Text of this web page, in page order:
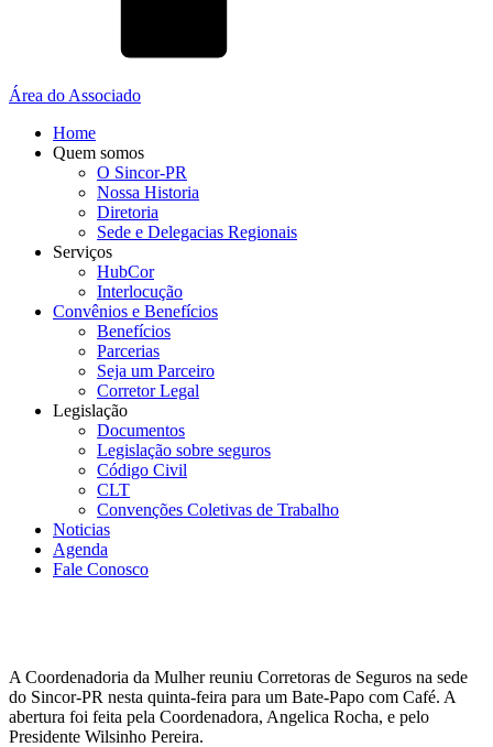
Área do Associado
Home
Quem somos
O Sincor-PR
Nossa Historia
Diretoria
Sede e Delegacias Regionais
Serviços
HubCor
Interlocução
Convênios e Benefícios
Benefícios
Parcerias
Seja um Parceiro
Corretor Legal
Legislação
Documentos
Legislação sobre seguros
Código Civil
CLT
Convenções Coletivas de Trabalho
Noticias
Agenda
Fale Conosco
A Coordenadoria da Mulher reuniu Corretoras de Seguros na sede
do Sincor-PR nesta quinta-feira para um Bate-Papo com Café. A
abertura foi feita pela Coordenadora, Angelica Rocha, e pelo
Presidente Wilsinho Pereira.